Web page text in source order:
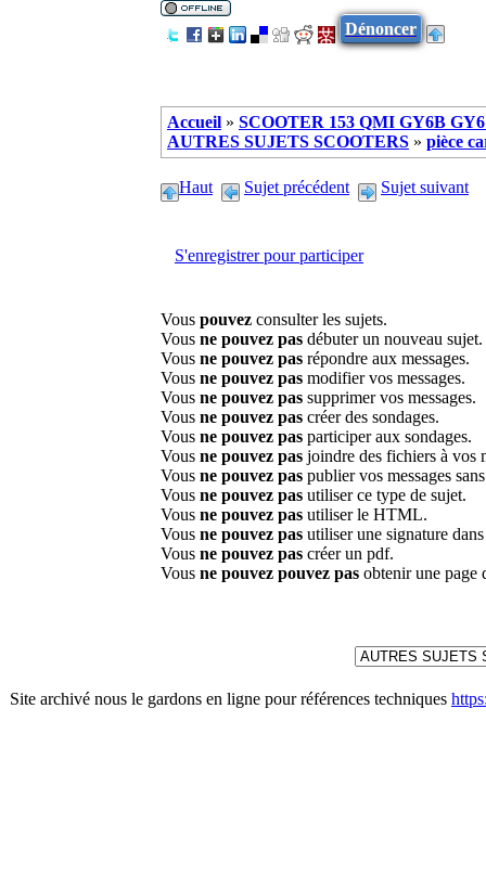
Dénoncer
Accueil » SCOOTER 153 QMI GY6B
AUTRES SUJETS SCOOTERS » pièce
Haut Sujet précédent Sujet suivant
S'enregistrer pour participer
Vous pouvez consulter les sujets.
Vous ne pouvez pas débuter un nouveau sujet.
Vous ne pouvez pas répondre aux messages.
Vous ne pouvez pas modifier vos messages.
Vous ne pouvez pas supprimer vos messages.
Vous ne pouvez pas créer des sondages.
Vous ne pouvez pas participer aux sondages.
Vous ne pouvez pas joindre des fichiers à vos
Vous ne pouvez pas publier vos messages
Vous ne pouvez pas utiliser ce type de sujet.
Vous ne pouvez pas utiliser le HTML.
Vous ne pouvez pas utiliser une signature
Vous ne pouvez pas créer un pdf.
Vous ne pouvez pouvez pas obtenir une page
Site archivé nous le gardons en ligne pour références techniques